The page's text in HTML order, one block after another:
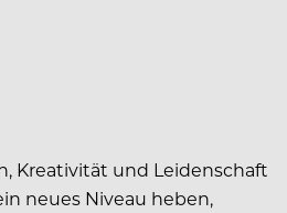
Kreativität und Leidenschaft
neues Niveau heben,